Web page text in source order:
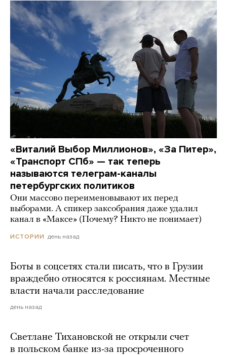
«Виталий Выбор Миллионов», «За Питер»,
«Транспорт СПб» — так теперь
называются телеграм-каналы
петербургских политиков
Они массово переименовывают их перед
выборами. А спикер заксобрания даже удалил
канал в «Максе» (Почему? Никто не понимает)
ИСТОРИИ день назад
Боты в соцсетях стали писать, что в Грузии
враждебно относятся к россиянам. Местные
власти начали расследование
день назад
Светлане Тихановской не открыли счет
в польском банке из-за просроченного